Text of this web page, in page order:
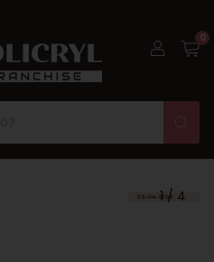
0
1/ 4